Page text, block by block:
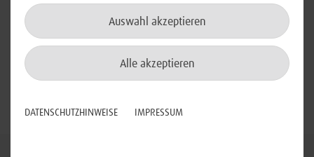
Auswahl akzeptieren
Alle akzeptieren
DATENSCHUTZHINWEISE IMPRESSUM
Innovation Hub der Bundeswehr die digitale
Transformation der Streitkräfte. Gemeinsam mit dem
Innovation Management der BWI macht er Innovationen
für die Bundeswehr verfügbar – ausgerichtet am Bedarf
der Truppe und gemeinsam mit den militärischen